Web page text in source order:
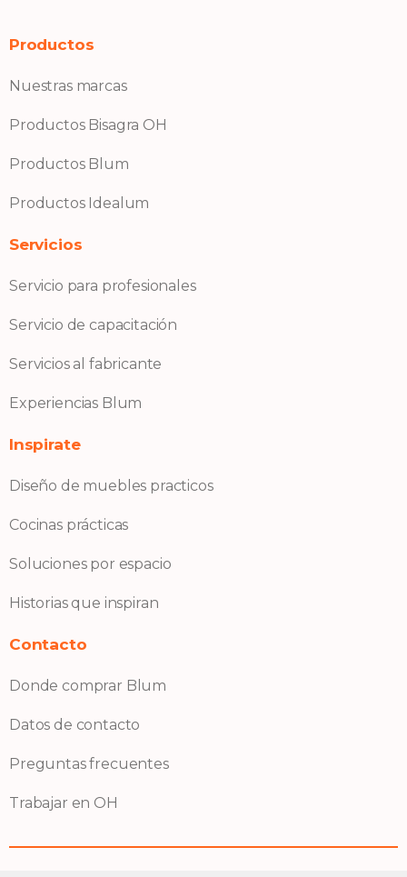
Productos
Nuestras marcas
Productos Bisagra OH
Productos Blum
Productos Idealum
Servicios
Servicio para profesionales
Servicio de capacitación
Servicios al fabricante
Experiencias Blum
Inspirate
Diseño de muebles practicos
Cocinas prácticas
Soluciones por espacio
Historias que inspiran
Contacto
Donde comprar Blum
Datos de contacto
Preguntas frecuentes
Trabajar en OH